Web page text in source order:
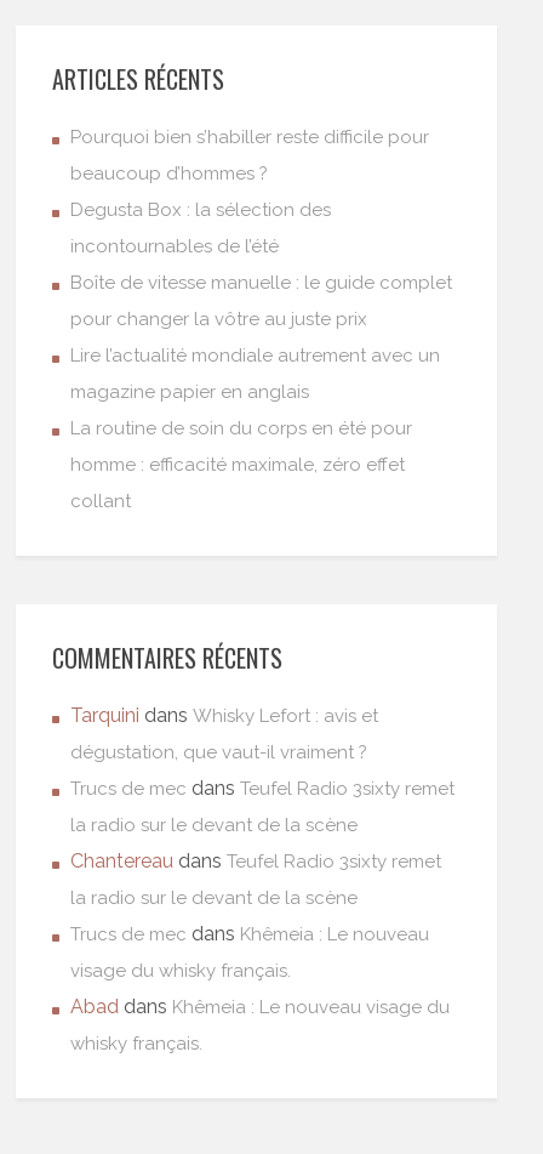
ARTICLES RÉCENTS
Pourquoi bien s’habiller reste difficile pour
beaucoup d’hommes ?
Degusta Box : la sélection des
incontournables de l’été
Boîte de vitesse manuelle : le guide complet
pour changer la vôtre au juste prix
Lire l’actualité mondiale autrement avec un
magazine papier en anglais
La routine de soin du corps en été pour
homme : efficacité maximale, zéro effet
collant
COMMENTAIRES RÉCENTS
Tarquini dansWhisky Lefort : avis et
dégustation, que vaut-il vraiment ?
Trucs de mec dansTeufel Radio 3sixty remet
la radio sur le devant de la scène
Chantereau dansTeufel Radio 3sixty remet
la radio sur le devant de la scène
Trucs de mec dans Khêmeia : Le nouveau
visage du whisky français.
Abad dans Khêmeia : Le nouveau visage du
whisky français.